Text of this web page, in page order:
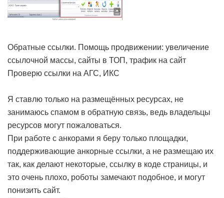
Обратные ссылки. Помощь продвижении: увеличение
ссылочной массы, сайты в ТОП, трафик на сайт
Проверю ссылки на АГС, ИКС
Я ставлю только на размещённых ресурсах, не
занимаюсь спамом в обратную связь, ведь владельцы
ресурсов могут пожаловаться.
При работе с анкорами я беру только площадки,
поддерживающие анкорные ссылки, а не размещаю их
так, как делают некоторые, ссылку в коде страницы, и
это очень плохо, роботы замечают подобное, и могут
понизить сайт.